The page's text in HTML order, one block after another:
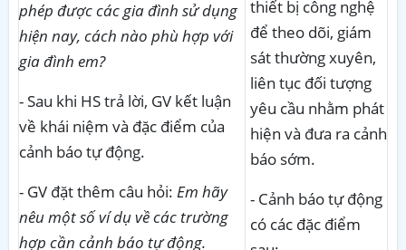
phép được các gia đình sử dụng
hiện nay, cách nào phù hợp với
gia đình em?
- Sau khi HS trả lời, GV kết luận
về khái niệm và đặc điểm của
cảnh báo tự động.
- GV đặt thêm câu hỏi: Em hãy
nêu một số ví dụ về các trường
hợp cần cảnh báo tự động.
thiết bị công nghệ
để theo dõi, giám
sát thường xuyên,
liên tục đối tượng
yêu cầu nhằm phát
hiện và đưa ra cảnh
báo sớm.
- Cảnh báo tự động
có các đặc điểm